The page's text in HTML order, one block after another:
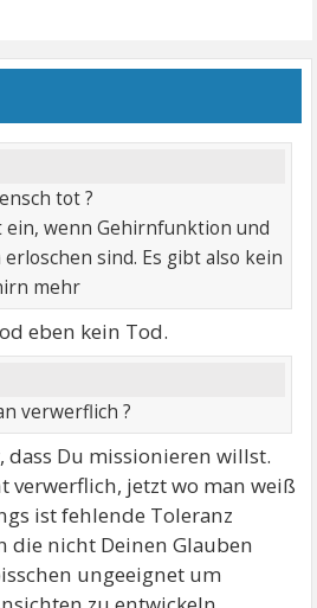
tot ?
wenn Gehirnfunktion und
sind. Es gibt also kein
mehr
eben kein Tod.
verwerflich ?
dass Du missionieren willst.
verwerflich, jetzt wo man weiß
ist fehlende Toleranz
die nicht Deinen Glauben
ungeeignet um